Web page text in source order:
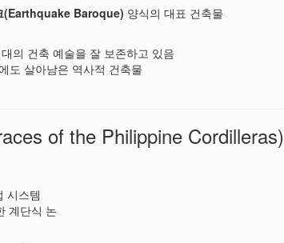
(Earthquake Baroque) 양식의 대표 건축물
의 건축 예술을 잘 보존하고 있음
도 살아남은 역사적 건축물
of the Philippine Cordilleras)
시스템
계단식 논